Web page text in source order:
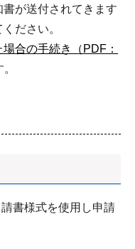
が送付されてきます
ださい。
合の手続き（PDF：
書様式を使用し申請